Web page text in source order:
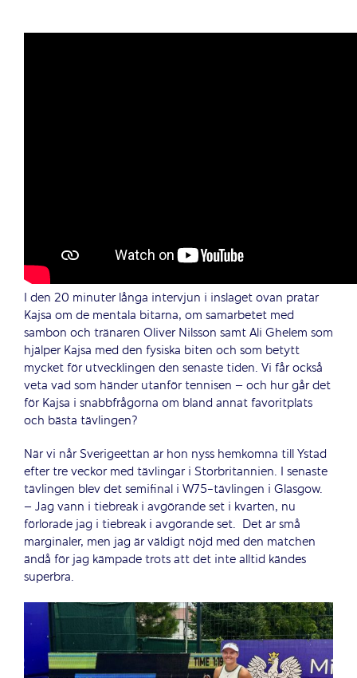
I den 20 minuter långa intervjun i inslaget ovan pratar
Kajsa om de mentala bitarna, om samarbetet med
sambon och tränaren Oliver Nilsson samt Ali Ghelem som
hjälper Kajsa med den fysiska biten och som betytt
mycket för utvecklingen den senaste tiden. Vi får också
veta vad som händer utanför tennisen – och hur går det
för Kajsa i snabbfrågorna om bland annat favoritplats
och bästa tävlingen?
När vi når Sverigeettan är hon nyss hemkomna till Ystad
efter tre veckor med tävlingar i Storbritannien. I senaste
tävlingen blev det semifinal i W75-tävlingen i Glasgow.
– Jag vann i tiebreak i avgörande set i kvarten, nu
förlorade jag i tiebreak i avgörande set. Det är små
marginaler, men jag är väldigt nöjd med den matchen
ändå för jag kämpade trots att det inte alltid kändes
superbra.